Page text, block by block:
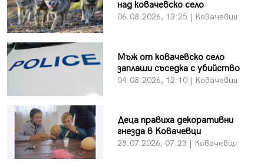
над ковачевско село
06.08.2026, 13:25 | Ковачевци
Мъж от ковачевско село
заплаши съседка с убийство
04.08.2026, 12:10 | Ковачевци
Деца правиха декоративни
гнезда в Ковачевци
28.07.2026, 07:23 | Ковачевци